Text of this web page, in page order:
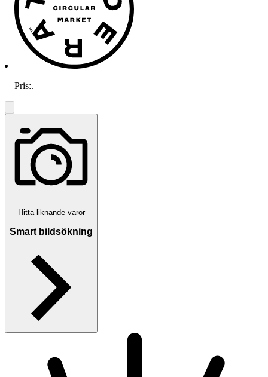
Pris:.
Hitta liknande varor
Smart bildsökning